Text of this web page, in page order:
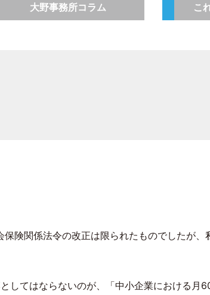
大野事務所コラム こ
険関係法令の改正は限られたものでしたが、
してはならないのが、「中小企業における月